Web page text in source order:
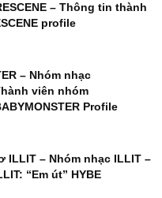
– Thông tin thành
profile
– Nhóm nhạc
viên nhóm
Profile
ILLIT – Nhóm nhạc ILLIT –
“Em út” HYBE